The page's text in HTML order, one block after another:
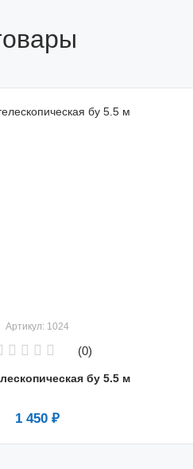
Артикул: 1024
(0)
бу 5.5 м
1 450 ₽